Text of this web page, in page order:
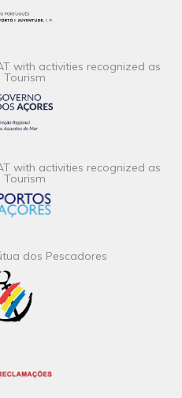
with activities recognized as
Tourism
with activities recognized as
Tourism
dos Pescadores